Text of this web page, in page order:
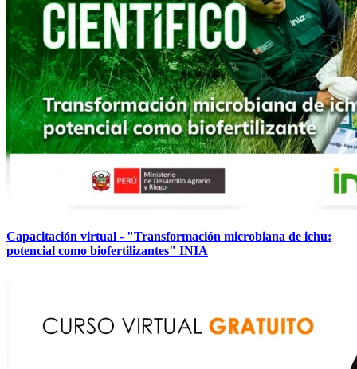
Capacitación virtual - "Transformación microbiana de ichu:
potencial como biofertilizantes" INIA